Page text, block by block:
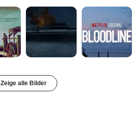
Zeige alle Bilder